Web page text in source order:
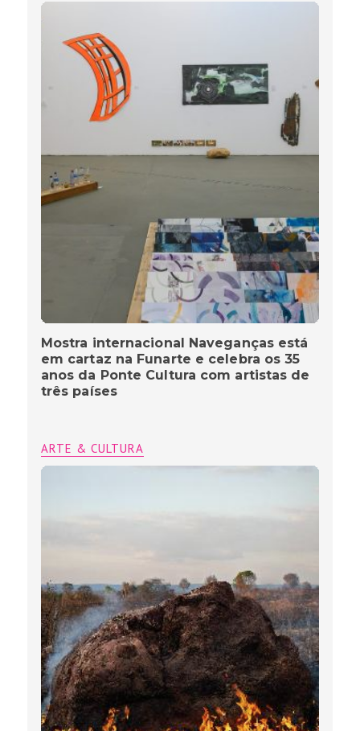
Mostra internacional Naveganças está
em cartaz na Funarte e celebra os 35
anos da Ponte Cultura com artistas de
três países
ARTE & CULTURA